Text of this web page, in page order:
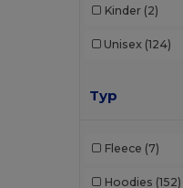
Kinder (2)
Unisex (124)
Typ
Fleece (7)
Hoodies (152)